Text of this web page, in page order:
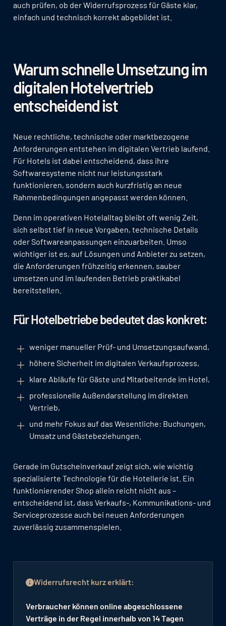
auch prüfen, ob der Widerrufsprozess für Gäste klar,
einfach und technisch korrekt abgebildet ist.
Warum schnelle Umsetzung im
digitalen Hotelvertrieb
entscheidend ist
Neue rechtliche, technische oder marktbezogene
Anforderungen entstehen im digitalen Vertrieb laufend.
Für Hotels ist dabei entscheidend, dass ihre
Softwaresysteme nicht nur leistungsstark
funktionieren, sondern auch kurzfristig an neue
Rahmenbedingungen angepasst werden können.
Denn im operativen Hotelalltag bleibt oft wenig Zeit,
sich selbst tief in neue Vorgaben, technische Details
oder Softwareanpassungen einzuarbeiten. Umso
wichtiger ist es, auf Lösungen und Anbieter zu setzen,
die Anforderungen frühzeitig erkennen, sauber
umsetzen und im laufenden Betrieb praktikabel
bereitstellen.
Für Hotelbetriebe bedeutet das konkret:
weniger manueller Prüf- und Umsetzungsaufwand,
höhere Sicherheit im digitalen Verkaufsprozess,
klare Abläufe für Gäste und Mitarbeitende im Hotel,
professionelle Außendarstellung im direkten
Vertrieb,
und mehr Fokus auf das Wesentliche: Buchungen,
Umsatz und Gästebeziehungen.
Gerade im Gutscheinverkauf zeigt sich, wie wichtig
spezialisierte Technologie für die Hotellerie ist. Ein
funktionierender Shop allein reicht nicht aus –
entscheidend ist, dass Verkaufs-, Kommunikations- und
Serviceprozesse auch bei neuen Anforderungen
zuverlässig zusammenspielen.
Widerrufsrecht kurz erklärt:
Verbraucher können online abgeschlossene
Verträge in der Regel innerhalb von 14 Tagen